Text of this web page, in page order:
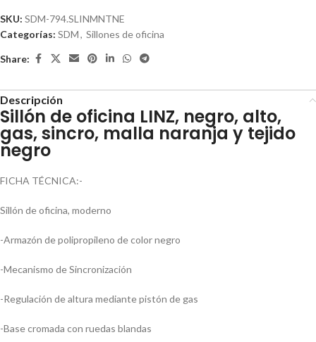
SKU: SDM-794.SLINMNTNE
Categorías: SDM, Sillones de oficina
Share:
Descripción
Sillón de oficina LINZ, negro, alto,
gas, sincro, malla naranja y tejido
negro
FICHA TÉCNICA:-
Sillón de oficina, moderno
-Armazón de polipropileno de color negro
-Mecanismo de Sincronización
-Regulación de altura mediante pistón de gas
-Base cromada con ruedas blandas